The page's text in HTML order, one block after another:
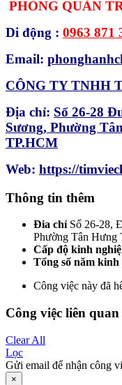
PHÒNG QUẢN
Di động : 0963 871
Email:
CÔNG TY TNHH
Địa chỉ: Số 26-28
Sương, Phường
TP.HCM
Web: https://
Thông tin thêm
Đia chỉ Số 26-28,
Phường Tân Hưng
Cấp độ kinh
Tổng số năm kinh
Công việc này đã
Công việc liên quan
Clear All
Lọc
Gửi email để nhận công
×